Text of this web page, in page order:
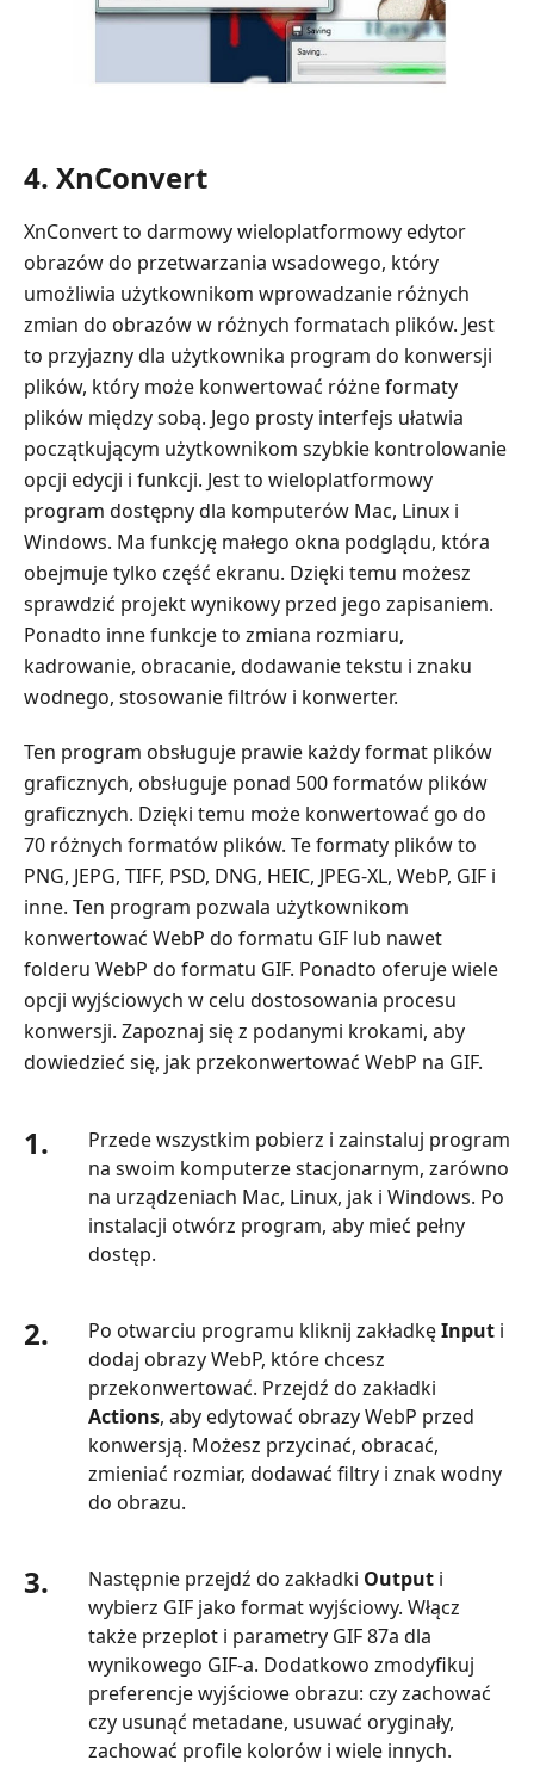
4. XnConvert
XnConvert to darmowy wieloplatformowy edytor
obrazów do przetwarzania wsadowego, który
umożliwia użytkownikom wprowadzanie różnych
zmian do obrazów w różnych formatach plików. Jest
to przyjazny dla użytkownika program do konwersji
plików, który może konwertować różne formaty
plików między sobą. Jego prosty interfejs ułatwia
początkującym użytkownikom szybkie kontrolowanie
opcji edycji i funkcji. Jest to wieloplatformowy
program dostępny dla komputerów Mac, Linux i
Windows. Ma funkcję małego okna podglądu, która
obejmuje tylko część ekranu. Dzięki temu możesz
sprawdzić projekt wynikowy przed jego zapisaniem.
Ponadto inne funkcje to zmiana rozmiaru,
kadrowanie, obracanie, dodawanie tekstu i znaku
wodnego, stosowanie filtrów i konwerter.
Ten program obsługuje prawie każdy format plików
graficznych, obsługuje ponad 500 formatów plików
graficznych. Dzięki temu może konwertować go do
70 różnych formatów plików. Te formaty plików to
PNG, JEPG, TIFF, PSD, DNG, HEIC, JPEG-XL, WebP, GIF i
inne. Ten program pozwala użytkownikom
konwertować WebP do formatu GIF lub nawet
folderu WebP do formatu GIF. Ponadto oferuje wiele
opcji wyjściowych w celu dostosowania procesu
konwersji. Zapoznaj się z podanymi krokami, aby
dowiedzieć się, jak przekonwertować WebP na GIF.
1.
Przede wszystkim pobierz i zainstaluj program
na swoim komputerze stacjonarnym, zarówno
na urządzeniach Mac, Linux, jak i Windows. Po
instalacji otwórz program, aby mieć pełny
dostęp.
2. Po otwarciu programu kliknij zakładkęInput i
dodaj obrazy WebP, które chcesz
przekonwertować. Przejdź do zakładki
Actions, aby edytować obrazy WebP przed
konwersją. Możesz przycinać, obracać,
zmieniać rozmiar, dodawać filtry i znak wodny
do obrazu.
3. Następnie przejdź do zakładki Output i
wybierz GIF jako format wyjściowy. Włącz
także przeplot i parametry GIF 87a dla
wynikowego GIF-a. Dodatkowo zmodyfikuj
preferencje wyjściowe obrazu: czy zachować
czy usunąć metadane, usuwać oryginały,
zachować profile kolorów i wiele innych.